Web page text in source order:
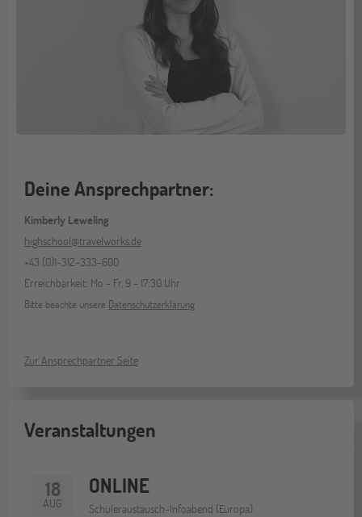
Deine Ansprechpartner:
Kimberly Leweling
highschool@travelworks.de
+43 (0)1-312-333-600
Erreichbarkeit: Mo - Fr, 9 - 17:30 Uhr
Bitte beachte unsere Datenschutzerklärung
Zur Ansprechpartner Seite
Veranstaltungen
18
AUG
ONLINE
Schüleraustausch-Infoabend (Europa)